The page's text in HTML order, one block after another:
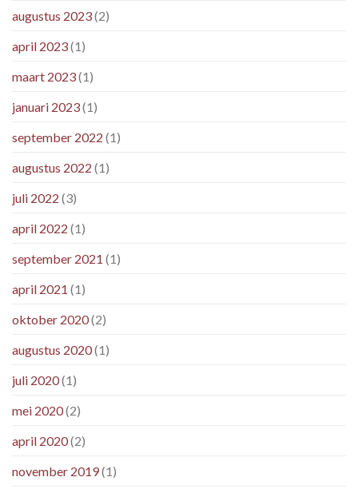
augustus 2023(2)
april 2023(1)
maart 2023(1)
januari 2023(1)
september 2022 (1)
augustus 2022 (1)
juli 2022 (3)
april 2022 (1)
september 2021 (1)
april 2021 (1)
oktober 2020(2)
augustus 2020(1)
juli 2020(1)
mei 2020(2)
april 2020(2)
november 2019(1)